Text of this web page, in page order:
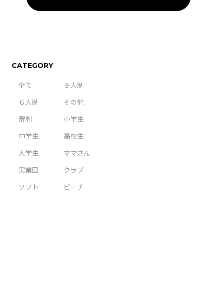
CATEGORY
全て
９人制
６人制
その他
審判
小学生
中学生
高校生
大学生
ママさん
実業団
クラブ
ソフト
ビーチ